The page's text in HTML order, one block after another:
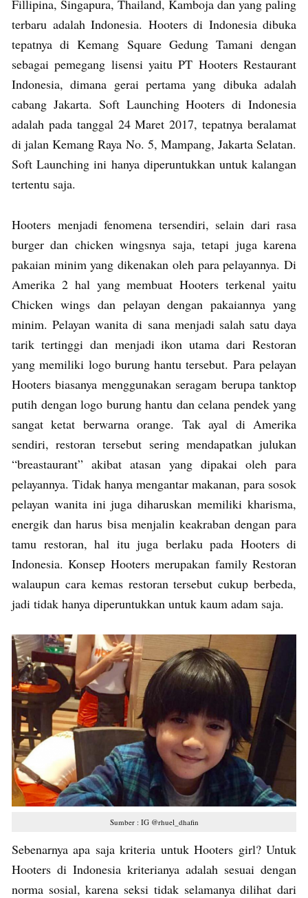
Fillipina, Singapura, Thailand, Kamboja dan yang paling
terbaru adalah Indonesia. Hooters di Indonesia dibuka
tepatnya di Kemang Square Gedung Tamani dengan
sebagai pemegang lisensi yaitu PT Hooters Restaurant
Indonesia, dimana gerai pertama yang dibuka adalah
cabang Jakarta. Soft Launching Hooters di Indonesia
adalah pada tanggal 24 Maret 2017, tepatnya beralamat
di jalan Kemang Raya No. 5, Mampang, Jakarta Selatan.
Soft Launching ini hanya diperuntukkan untuk kalangan
tertentu saja.
Hooters menjadi fenomena tersendiri, selain dari rasa
burger dan chicken wingsnya saja, tetapi juga karena
pakaian minim yang dikenakan oleh para pelayannya. Di
Amerika 2 hal yang membuat Hooters terkenal yaitu
Chicken wings dan pelayan dengan pakaiannya yang
minim. Pelayan wanita di sana menjadi salah satu daya
tarik tertinggi dan menjadi ikon utama dari Restoran
yang memiliki logo burung hantu tersebut. Para pelayan
Hooters biasanya menggunakan seragam berupa tanktop
putih dengan logo burung hantu dan celana pendek yang
sangat ketat berwarna orange. Tak ayal di Amerika
sendiri, restoran tersebut sering mendapatkan julukan
“breastaurant” akibat atasan yang dipakai oleh para
pelayannya. Tidak hanya mengantar makanan, para sosok
pelayan wanita ini juga diharuskan memiliki kharisma,
energik dan harus bisa menjalin keakraban dengan para
tamu restoran, hal itu juga berlaku pada Hooters di
Indonesia. Konsep Hooters merupakan family Restoran
walaupun cara kemas restoran tersebut cukup berbeda,
jadi tidak hanya diperuntukkan untuk kaum adam saja.
Sumber : IG @rhuel_dhafin
Sebenarnya apa saja kriteria untuk Hooters girl? Untuk
Hooters di Indonesia kriterianya adalah sesuai dengan
norma sosial, karena seksi tidak selamanya dilihat dari